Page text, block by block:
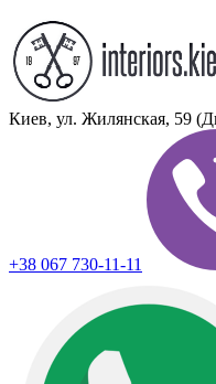
Киев, ул. Жилянская, 59
+38 067 730-11-11